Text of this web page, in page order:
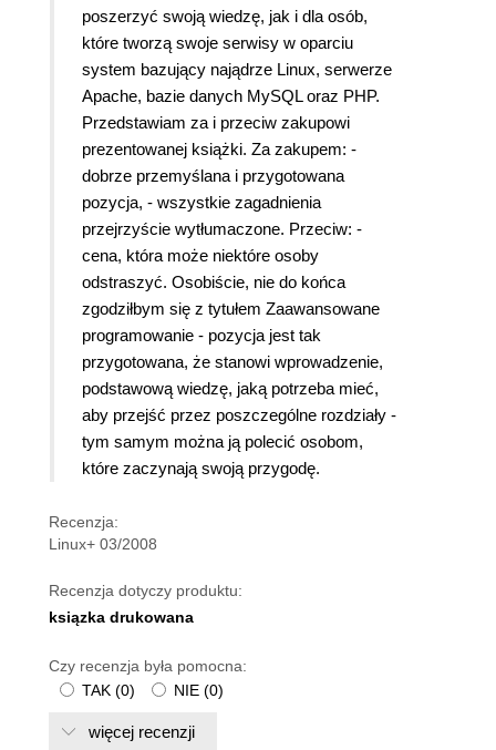
poszerzyć swoją wiedzę, jak i dla osób,
które tworzą swoje serwisy w oparciu
system bazujący najądrze Linux, serwerze
Apache, bazie danych MySQL oraz PHP.
Przedstawiam za i przeciw zakupowi
prezentowanej książki. Za zakupem: -
dobrze przemyślana i przygotowana
pozycja, - wszystkie zagadnienia
przejrzyście wytłumaczone. Przeciw: -
cena, która może niektóre osoby
odstraszyć. Osobiście, nie do końca
zgodziłbym się z tytułem Zaawansowane
programowanie - pozycja jest tak
przygotowana, że stanowi wprowadzenie,
podstawową wiedzę, jaką potrzeba mieć,
aby przejść przez poszczególne rozdziały -
tym samym można ją polecić osobom,
które zaczynają swoją przygodę.
Recenzja:
Linux+ 03/2008
Recenzja dotyczy produktu:
ksiązka drukowana
Czy recenzja była pomocna:
TAK (0) NIE (0)
więcej recenzji